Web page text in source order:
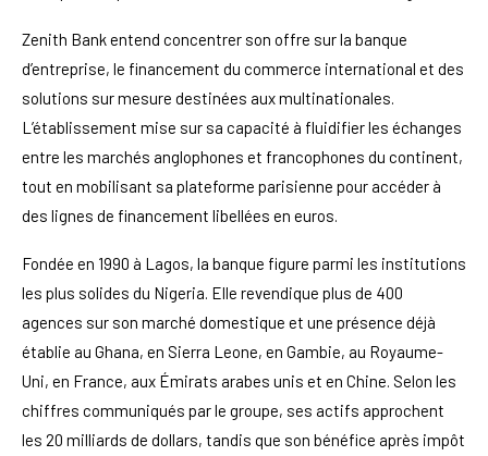
Zenith Bank entend concentrer son offre sur la banque
d’entreprise, le financement du commerce international et des
solutions sur mesure destinées aux multinationales.
L’établissement mise sur sa capacité à fluidifier les échanges
entre les marchés anglophones et francophones du continent,
tout en mobilisant sa plateforme parisienne pour accéder à
des lignes de financement libellées en euros.
Fondée en 1990 à Lagos, la banque figure parmi les institutions
les plus solides du Nigeria. Elle revendique plus de 400
agences sur son marché domestique et une présence déjà
établie au Ghana, en Sierra Leone, en Gambie, au Royaume-
Uni, en France, aux Émirats arabes unis et en Chine. Selon les
chiffres communiqués par le groupe, ses actifs approchent
les 20 milliards de dollars, tandis que son bénéfice après impôt